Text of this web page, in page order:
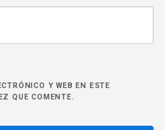
Y WEB EN ESTE
QUE COMENTE.